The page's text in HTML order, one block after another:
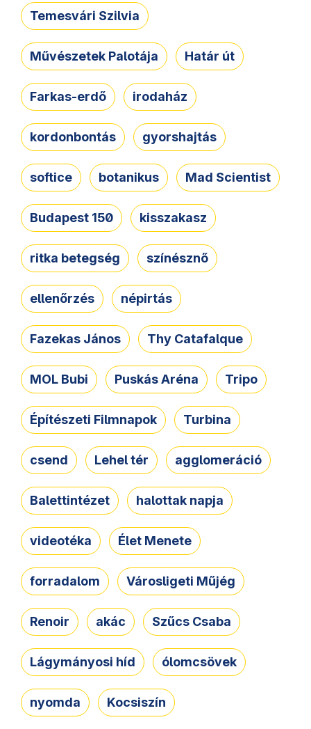
Temesvári Szilvia
Művészetek Palotája Határ út
Farkas-erdő irodaház
kordonbontás gyorshajtás
softice botanikus Mad Scientist
Budapest 150 kisszakasz
ritka betegség színésznő
ellenőrzés népirtás
Fazekas János Thy Catafalque
MOL Bubi Puskás Aréna Tripo
Építészeti Filmnapok Turbina
csend Lehel tér agglomeráció
Balettintézet halottak napja
videotéka Élet Menete
forradalom Városligeti Műjég
Renoir akác Szűcs Csaba
Lágymányosi híd ólomcsövek
nyomda Kocsiszín